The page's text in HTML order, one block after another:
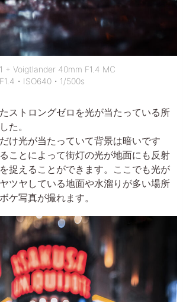
+ Voigtlander 40mm F1.4 MC
・ISO640・1/500s
ストロングゼロを光が当たっている所
た。
け光が当たっていて背景は暗いです
ことによって街灯の光が地面にも反射
捉えることができます。ここでも光が
ツヤしている地面や水溜りが多い場所
ケ写真が撮れます。